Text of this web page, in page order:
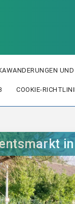
COOKIE-